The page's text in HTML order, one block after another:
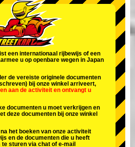
Vestiging Wijzigen
Tokio Akihabara#1
Tokio Baai
een internationaal rijbewijs of een
u op openbare wegen in Japan
de vereiste originele documenten
bij onze winkel arriveert,
aan de activiteit en ontvangt u
documenten u moet verkrijgen en
deze documenten bij onze winkel
het boeken van onze activiteit
en de documenten die u heeft
sturen via chat of e-mail